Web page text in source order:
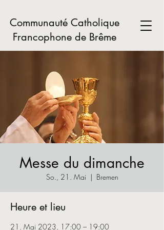
Communauté Catholique
Francophone de Brême
Messe du dimanche
So., 21. Mai
  |
Bremen
Heure et lieu
21. Mai 2023, 17:00 – 19:00